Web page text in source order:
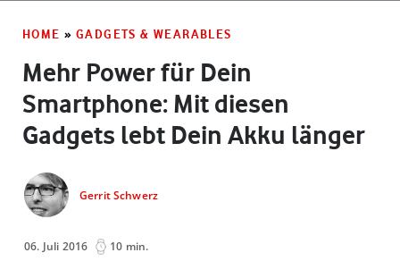
HOME » GADGETS & WEARABLES
Mehr Power für Dein
Smartphone: Mit diesen
Gadgets lebt Dein Akku länger
Gerrit Schwerz
06. Juli 2016 10 min.